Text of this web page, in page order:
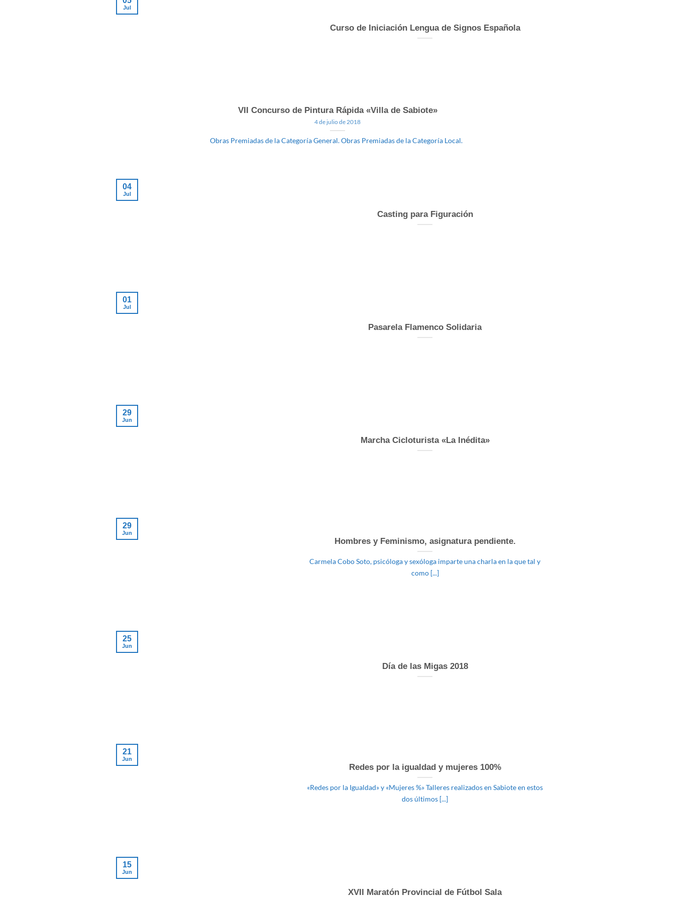
Curso de Iniciación Lengua de Signos Española
Jul
VII Concurso de Pintura Rápida «Villa de Sabiote»
4 de julio de 2018
Obras Premiadas de la Categoría General. Obras Premiadas de la Categoría Local.
Casting para Figuración
04
Jul
Pasarela Flamenco Solidaria
01
Jul
Marcha Cicloturista «La Inédita»
29
Jun
Hombres y Feminismo, asignatura pendiente.
Carmela Cobo Soto, psicóloga y sexóloga imparte una charla en la que tal y
como [...]
29
Jun
Día de las Migas 2018
25
Jun
Redes por la igualdad y mujeres 100%
«Redes por la Igualdad» y «Mujeres %» Talleres realizados en Sabiote en estos
dos últimos [...]
21
Jun
XVII Maratón Provincial de Fútbol Sala
15
Jun